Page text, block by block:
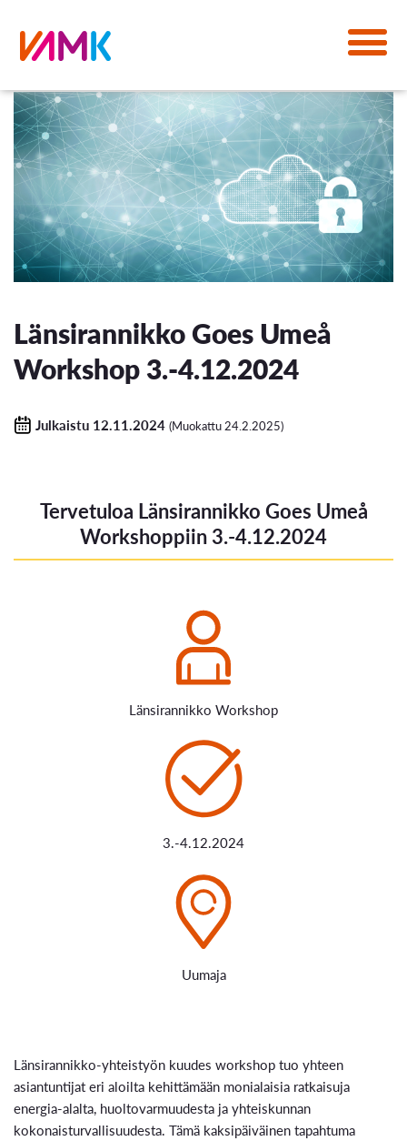
Länsirannikko Goes Umeå
Workshop 3.-4.12.2024
Julkaistu 12.11.2024 (Muokattu 24.2.2025)
Tervetuloa Länsirannikko Goes Umeå
Workshoppiin 3.-4.12.2024
Länsirannikko Workshop
3.-4.12.2024
Uumaja
Länsirannikko-yhteistyön kuudes workshop tuo yhteen
asiantuntijat eri aloilta kehittämään monialaisia ratkaisuja
energia-alalta, huoltovarmuudesta ja yhteiskunnan
kokonaisturvallisuudesta. Tämä kaksipäiväinen tapahtuma